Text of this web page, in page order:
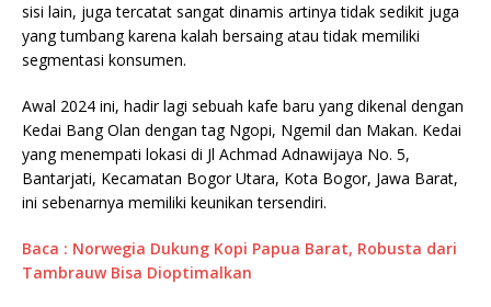
sisi lain, juga tercatat sangat dinamis artinya tidak sedikit juga
yang tumbang karena kalah bersaing atau tidak memiliki
segmentasi konsumen.
Awal 2024 ini, hadir lagi sebuah kafe baru yang dikenal dengan
Kedai Bang Olan dengan tag Ngopi, Ngemil dan Makan. Kedai
yang menempati lokasi di Jl Achmad Adnawijaya No. 5,
Bantarjati, Kecamatan Bogor Utara, Kota Bogor, Jawa Barat,
ini sebenarnya memiliki keunikan tersendiri.
Baca : Norwegia Dukung Kopi Papua Barat, Robusta dari
Tambrauw Bisa Dioptimalkan